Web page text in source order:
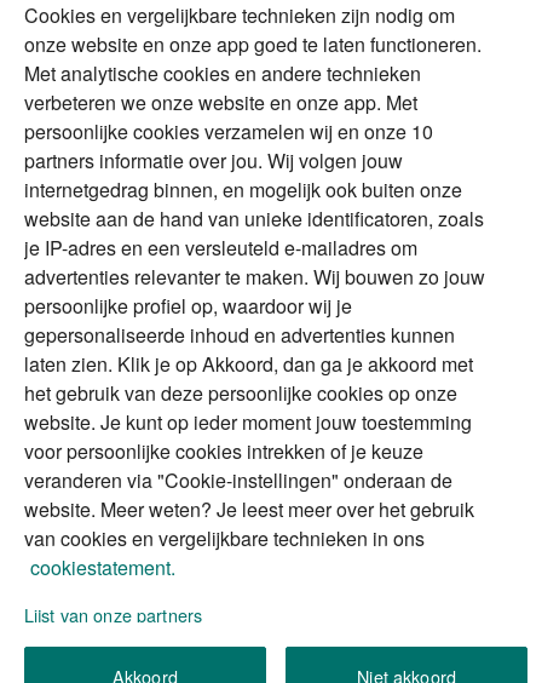
Duurzaam
Vermogensplanning
Tweede huis in
buitenland
DGA
Erfenis
Over Financial Focus
Specialisten
Financial Focus
magazine
The Exit Years
Contact
Alles voor en over vermogenden.
Over ABN AMRO Veiligheid
Privacy & Cookies
Toegankelijkheid
Disclaimer RSS
We gebruiken de persoonlijke informatie die u
invult, om uw verzoek (of aanvraag) te verwerken.
Cookies en vergelijkbare technieken zijn nodig om
onze website en onze app goed te laten functioneren.
Met analytische cookies en andere technieken
verbeteren we onze website en onze app. Met
persoonlijke cookies verzamelen wij en onze 10
partners informatie over jou. Wij volgen jouw
internetgedrag binnen, en mogelijk ook buiten onze
website aan de hand van unieke identificatoren, zoals
je IP-adres en een versleuteld e-mailadres om
advertenties relevanter te maken. Wij bouwen zo jouw
persoonlijke profiel op, waardoor wij je
gepersonaliseerde inhoud en advertenties kunnen
laten zien. Klik je op Akkoord, dan ga je akkoord met
het gebruik van deze persoonlijke cookies op onze
website. Je kunt op ieder moment jouw toestemming
voor persoonlijke cookies intrekken of je keuze
veranderen via "Cookie-instellingen" onderaan de
website. Meer weten? Je leest meer over het gebruik
van cookies en vergelijkbare technieken in ons
cookiestatement.
Lijst van onze partners
Akkoord Niet akkoord